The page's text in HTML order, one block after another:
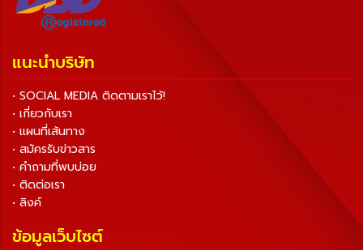
แนะนำบริษัท
• SOCIAL MEDIA ติดตามเราไว้!
• เกี่ยวกับเรา
• แผนที่เส้นทาง
• สมัครรับข่าวสาร
• คำถามที่พบบ่อย
• ติดต่อเรา
• ลิงค์
ข้อมูลเว็บไซต์